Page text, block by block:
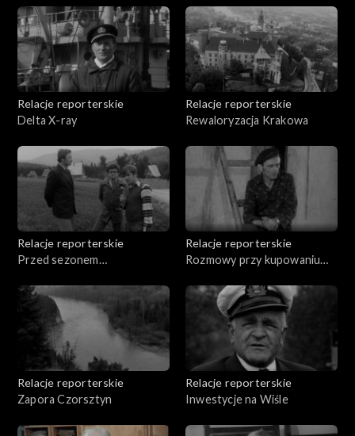
Relacje reporterskie
Delta X-ray
Relacje reporterskie
Rewaloryzacja Krakowa
Relacje reporterskie
Przed sezonem
Relacje reporterskie
Rozmowy przy kupowaniu
Relacje reporterskie
Zapora Czorsztyn
Relacje reporterskie
Inwestycje na Wiśle